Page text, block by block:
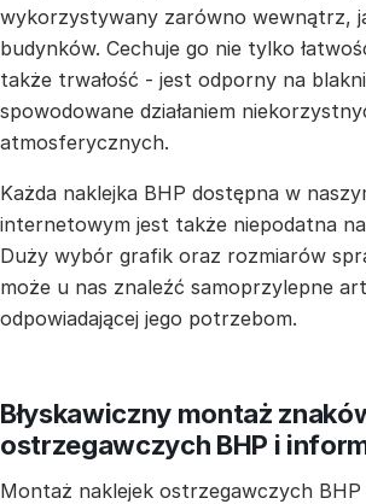
wykorzystywany zarówno wewnątrz,
budynków. Cechuje go nie tylko
także trwałość - jest odporny na
spowodowane działaniem
atmosferycznych.
Każda naklejka BHP dostępna w
internetowym jest także niepodatna
Duży wybór grafik oraz rozmiarów
może u nas znaleźć samoprzylepne
odpowiadającej jego potrzebom.
Błyskawiczny montaż
ostrzegawczych BHP i
Montaż naklejek ostrzegawczych BHP